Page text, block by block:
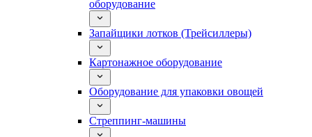
оборудование
Запайщики лотков (Трейсиллеры)
Картонажное оборудование
Оборудование для упаковки овощей
Стреппинг-машины